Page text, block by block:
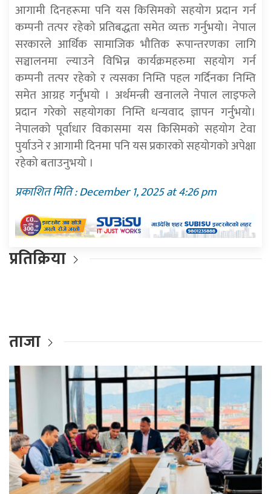
आगामी दिनहरूमा पनि यस किसिमको सहयोग प्रदान गर्न
कम्पनी तत्पर रहेको प्रतिबद्धता समेत व्यक्त गर्नुभयो। नेपाल
सरकारले आर्थिक सामाजिक भौतिक रूपान्तरणका लागि
सञ्चालनमा ल्याउने विभिन्न कार्यक्रमहरुमा सहयोग गर्न
कम्पनी तत्पर रहेको र त्यसका निम्ति पहल गर्दिनका निम्ति
समेत आग्रह गर्नुभयो । अर्थमन्त्री खनालले नेपाल लाइफले
प्रदान गरेको सहयोगका निम्ति धन्यवाद ज्ञापन गर्नुभयो।
नेपालको पूर्वाधार विकासमा यस किसिमको सहयोग टेवा
पुर्याउने र आगामी दिनमा पनि यस प्रकारको सहयोगको अपेक्षा
रहेको बताउनुभयो ।
प्रकाशित मिति : December 1, 2025 at 4:26 pm
प्रतिक्रिया
ताजा